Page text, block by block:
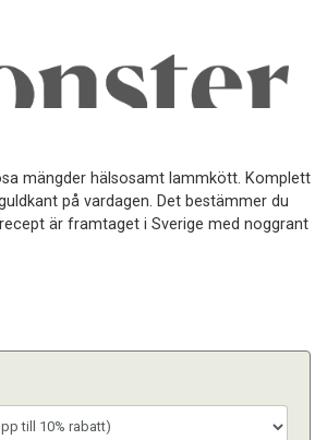
mängder hälsosamt lammkött. Komplett
på vardagen. Det bestämmer du
är framtaget i Sverige med noggrant